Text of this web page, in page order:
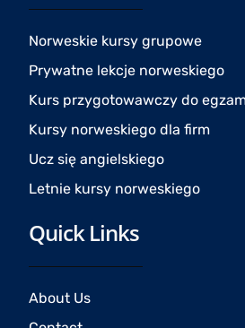
o
o
g
r
a
m
e
Norweskie kursy grupowe
Prywatne lekcje norweskiego
Kurs przygotowawczy do
Kursy norweskiego dla firm
Ucz się angielskiego
Letnie kursy norweskiego
Quick Links
About Us